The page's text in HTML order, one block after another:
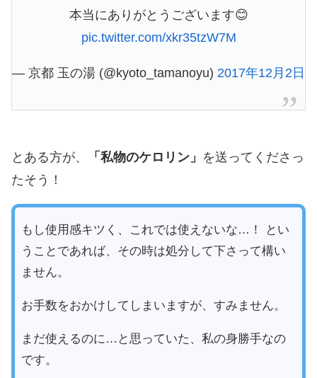
本当にありがとうございます😊
pic.twitter.com/xkr35tzW7M
— 京都 玉の湯 (@kyoto_tamanoyu) 2017年12月2日
とある方が、 「私物のケロリン」 を送ってくださっ
たそう！
もし使用感キツく、これでは使えないな…！ とい
うことであれば、その時は処分して下さって構い
ません。
お手数をおかけしてしまいますが、すみません。
まだ使えるのに…と思っていた、私の身勝手なの
です。